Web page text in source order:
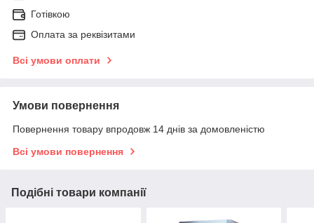
Готівкою
Оплата за реквізитами
Всі умови оплати
Умови повернення
Повернення товару впродовж 14 днів за домовленістю
Всі умови повернення
Подібні товари компанії